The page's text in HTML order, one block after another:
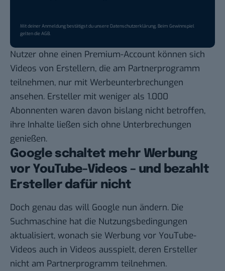
Mit deiner Anmeldung bestätigst du unsereDatenschutzerklärung. Beim Gewinnspiel
gelten dieAGB.
Nutzer ohne einen Premium-Account können sich
Videos von Erstellern, die am Partnerprogramm
teilnehmen, nur mit Werbeunterbrechungen
ansehen. Ersteller mit weniger als 1.000
Abonnenten waren davon bislang nicht betroffen,
ihre Inhalte ließen sich ohne Unterbrechungen
genießen.
Google schaltet mehr Werbung
vor YouTube-Videos – und bezahlt
Ersteller dafür nicht
Doch genau das will Google nun ändern. Die
Suchmaschine hat die Nutzungsbedingungen
aktualisiert, wonach sie Werbung vor YouTube-
Videos auch in Videos ausspielt, deren Ersteller
nicht am Partnerprogramm teilnehmen.